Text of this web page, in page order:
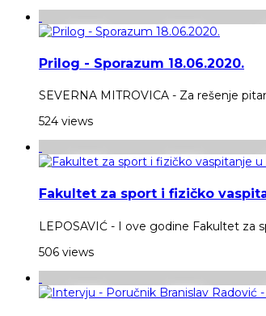
Prilog - Sporazum 18.06.2020.
SEVERNA MITROVICA - Za rešenje
524 views
Fakultet za sport i fizičko
LEPOSAVIĆ - I ove godine Fakultet za
506 views